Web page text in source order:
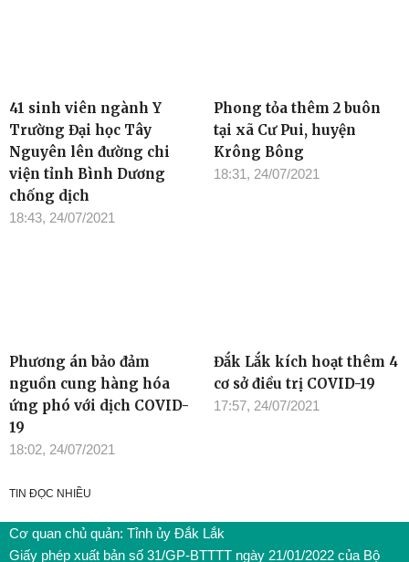
41 sinh viên ngành Y
Trường Đại học Tây
Nguyên lên đường chi
viện tỉnh Bình Dương
chống dịch
Phong tỏa thêm 2 buôn
tại xã Cư Pui, huyện
Krông Bông
Phương án bảo đảm
nguồn cung hàng hóa
ứng phó với dịch COVID-
19
Đắk Lắk kích hoạt thêm 4
cơ sở điều trị COVID-19
Cơ quan chủ quản: Tỉnh ủy Đắk Lắk